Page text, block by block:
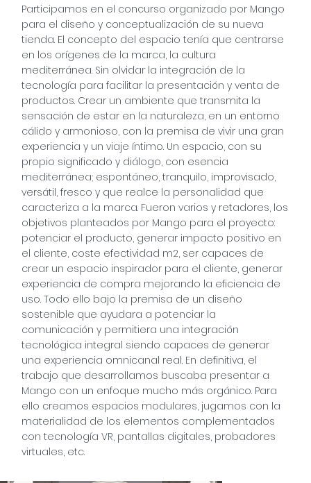
Participamos en el concurso organizado por Mango
para el diseño y conceptualización de su nueva
tienda. El concepto del espacio tenía que centrarse
en los orígenes de la marca, la cultura
mediterránea. Sin olvidar la integración de la
tecnología para facilitar la presentación y venta de
productos. Crear un ambiente que transmita la
sensación de estar en la naturaleza, en un entorno
cálido y armonioso, con la premisa de vivir una gran
experiencia y un viaje íntimo. Un espacio, con su
propio significado y diálogo, con esencia
mediterránea; espontáneo, tranquilo, improvisado,
versátil, fresco y que realce la personalidad que
caracteriza a la marca. Fueron varios y retadores, los
objetivos planteados por Mango para el proyecto:
potenciar el producto, generar impacto positivo en
el cliente, coste efectividad m2, ser capaces de
crear un espacio inspirador para el cliente, generar
experiencia de compra mejorando la eficiencia de
uso. Todo ello bajo la premisa de un diseño
sostenible que ayudara a potenciar la
comunicación y permitiera una integración
tecnológica integral siendo capaces de generar
una experiencia omnicanal real. En definitiva, el
trabajo que desarrollamos buscaba presentar a
Mango con un enfoque mucho más orgánico. Para
ello creamos espacios modulares, jugamos con la
materialidad de los elementos complementados
con tecnología VR, pantallas digitales, probadores
virtuales, etc.